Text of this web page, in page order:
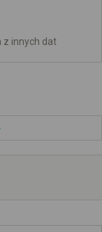
z innych dat